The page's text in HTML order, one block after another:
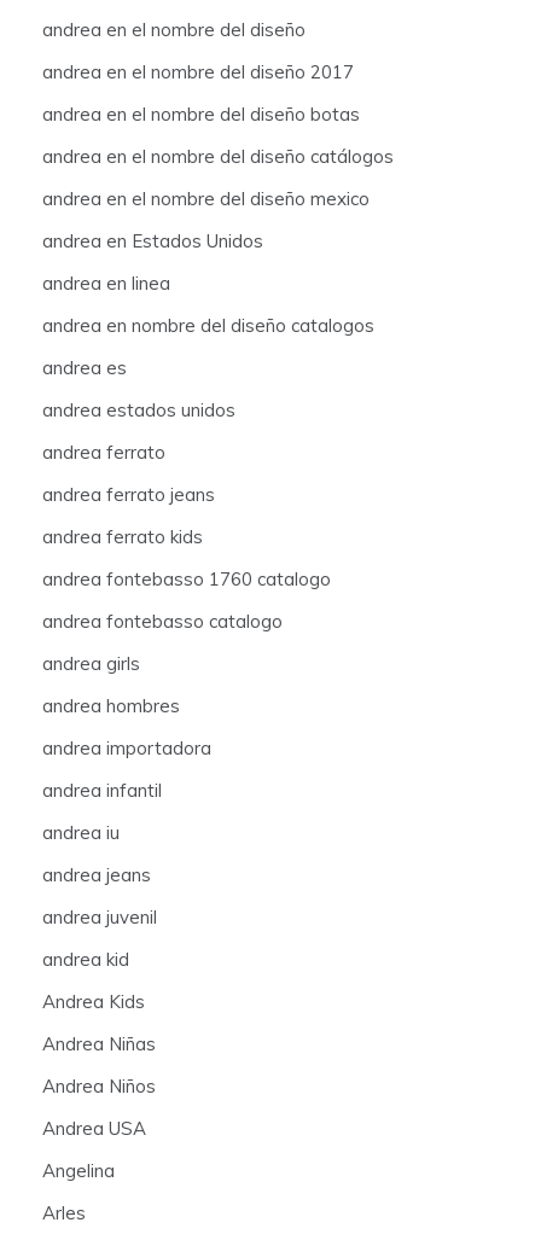
andrea en el nombre del diseño
andrea en el nombre del diseño 2017
andrea en el nombre del diseño botas
andrea en el nombre del diseño catálogos
andrea en el nombre del diseño mexico
andrea en Estados Unidos
andrea en linea
andrea en nombre del diseño catalogos
andrea es
andrea estados unidos
andrea ferrato
andrea ferrato jeans
andrea ferrato kids
andrea fontebasso 1760 catalogo
andrea fontebasso catalogo
andrea girls
andrea hombres
andrea importadora
andrea infantil
andrea iu
andrea jeans
andrea juvenil
andrea kid
Andrea Kids
Andrea Niñas
Andrea Niños
Andrea USA
Angelina
Arles